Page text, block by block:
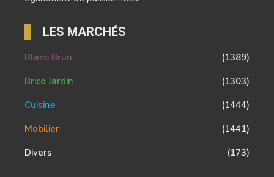
LES MARCHÉS
Blanc Brun
(1389)
Brico Jardin
(1303)
Cuisine
(1444)
Mobilier
(1441)
Divers
(173)